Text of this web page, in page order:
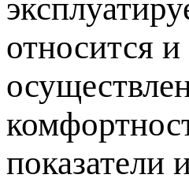
относится
показатели